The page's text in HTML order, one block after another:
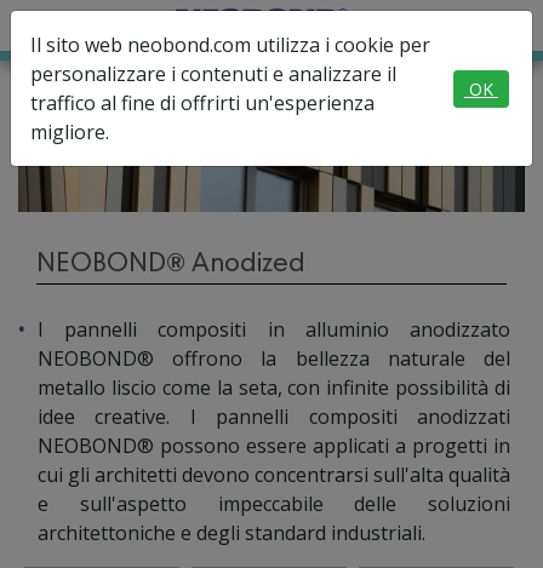
NEOBOND® Anodized
I pannelli compositi in alluminio anodizzato
NEOBOND® offrono la bellezza naturale del
metallo liscio come la seta, con infinite possibilità di
idee creative. I pannelli compositi anodizzati
NEOBOND® possono essere applicati a progetti in
cui gli architetti devono concentrarsi sull'alta qualità
e sull'aspetto impeccabile delle soluzioni
architettoniche e degli standard industriali.
Il sito web neobond.com utilizza i cookie per
personalizzare i contenuti e analizzare il
traffico al fine di offrirti un'esperienza
migliore.
OK